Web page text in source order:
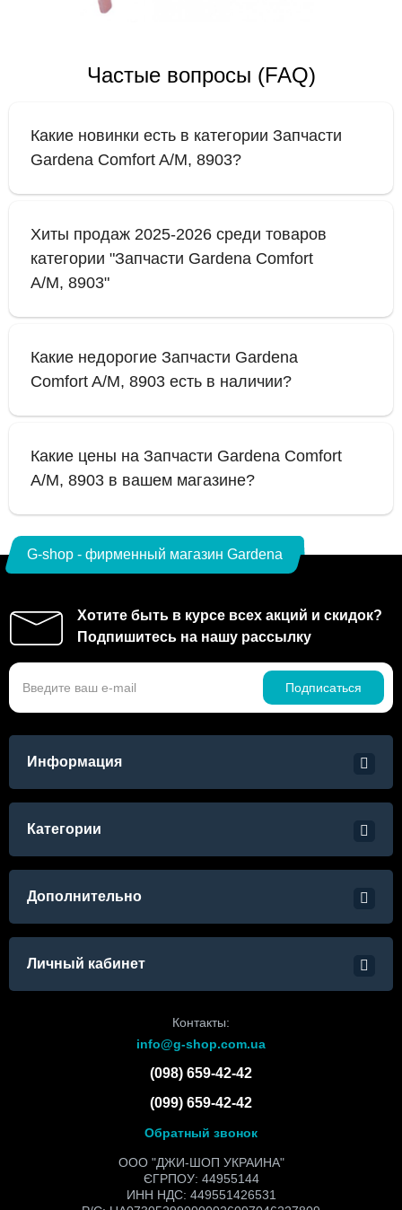
Частые вопросы (FAQ)
Какие новинки есть в категории Запчасти
Gardena Comfort A/M, 8903?
Хиты продаж 2025-2026 среди товаров
категории "Запчасти Gardena Comfort
A/M, 8903"
Какие недорогие Запчасти Gardena
Comfort A/M, 8903 есть в наличии?
Какие цены на Запчасти Gardena Comfort
A/M, 8903 в вашем магазине?
G-shop - фирменный магазин Gardena
Хотите быть в курсе всех акций и скидок?
Подпишитесь на нашу рассылку
Подписаться
Информация
Категории
Дополнительно
Личный кабинет
Контакты:
info@g-shop.com.ua
(098) 659-42-42
(099) 659-42-42
Обратный звонок
ООО "ДЖИ-ШОП УКРАИНА"
ЄГРПОУ: 44955144
ИНН НДС: 449551426531